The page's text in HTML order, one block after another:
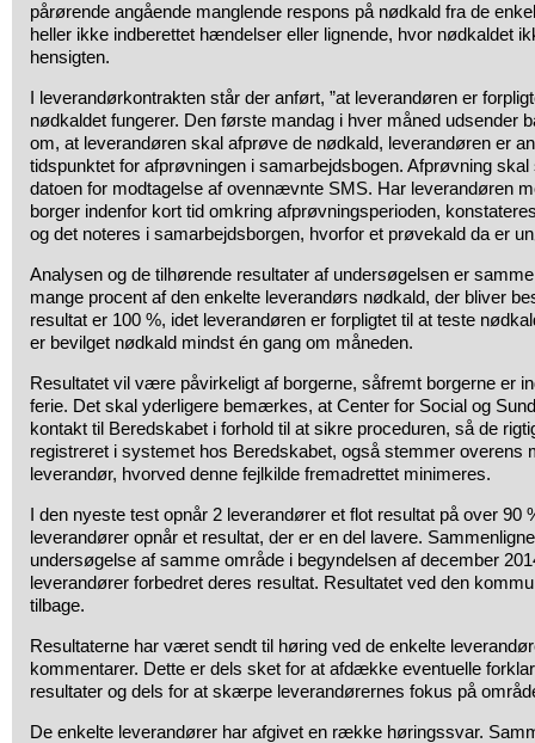
pårørende angående manglende respons på nødkald fra de
heller ikke indberettet hændelser eller lignende, hvor nødkaldet
hensigten.
I leverandørkontrakten står der anført, ”at leverandøren er
nødkaldet fungerer. Den første mandag i hver måned udsender
om, at leverandøren skal afprøve de nødkald, leverandøren er
tidspunktet for afprøvningen i samarbejdsbogen. Afprøvning
datoen for modtagelse af ovennævnte SMS. Har leverandøren
borger indenfor kort tid omkring afprøvningsperioden,
og det noteres i samarbejdsborgen, hvorfor et prøvekald da er
Analysen og de tilhørende resultater af undersøgelsen er
mange procent af den enkelte leverandørs nødkald, der bliver
resultat er 100 %, idet leverandøren er forpligtet til at teste
er bevilget nødkald mindst én gang om måneden.
Resultatet vil være påvirkeligt af borgerne, såfremt borgerne er
ferie. Det skal yderligere bemærkes, at Center for Social og
kontakt til Beredskabet i forhold til at sikre proceduren, så de
registreret i systemet hos Beredskabet, også stemmer overens
leverandør, hvorved denne fejlkilde fremadrettet minimeres.
I den nyeste test opnår 2 leverandører et flot resultat på over 90
leverandører opnår et resultat, der er en del lavere.
undersøgelse af samme område i begyndelsen af december
leverandører forbedret deres resultat. Resultatet ved den
tilbage.
Resultaterne har været sendt til høring ved de enkelte
kommentarer. Dette er dels sket for at afdække eventuelle
resultater og dels for at skærpe leverandørernes fokus på
De enkelte leverandører har afgivet en række høringssvar.